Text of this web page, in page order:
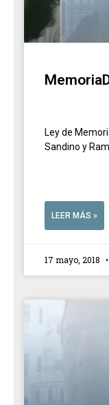
Ley de
Sandino y
LEER MÁS »
17 mayo, 2018